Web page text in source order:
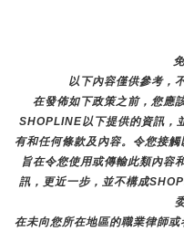
以下內容僅供參考，
在發佈如下政策之前，您應
SHOPLINE以下提供的資訊，
有和任何條款及內容。令您接
旨在令您使用或傳輸此類內容
訊，更近一步，並不構成
在未向您所在地區的職業律師